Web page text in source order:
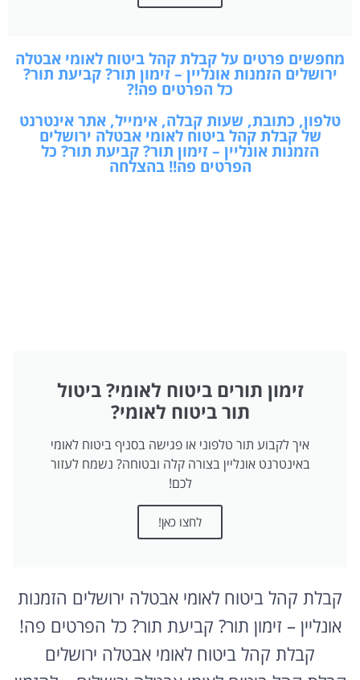
מחפשים פרטים על קבלת קהל ביטוח לאומי אבטלה
ירושלים הזמנות אונליין – זימון תור? קביעת תור?
כל הפרטים פה!?
טלפון, כתובת, שעות קבלה, אימייל, אתר אינטרנט
של קבלת קהל ביטוח לאומי אבטלה ירושלים
הזמנות אונליין – זימון תור? קביעת תור? כל
הפרטים פה!! בהצלחה
זימון תורים ביטוח לאומי? ביטול
תור ביטוח לאומי?
איך לקבוע תור טלפוני או פגישה בסניף ביטוח לאומי
באינטרנט אונליין בצורה קלה ובטוחה? נשמח לעזור
לכם!
לחצו כאן!
קבלת קהל ביטוח לאומי אבטלה ירושלים הזמנות
אונליין – זימון תור? קביעת תור? כל הפרטים פה!
קבלת קהל ביטוח לאומי אבטלה ירושלים